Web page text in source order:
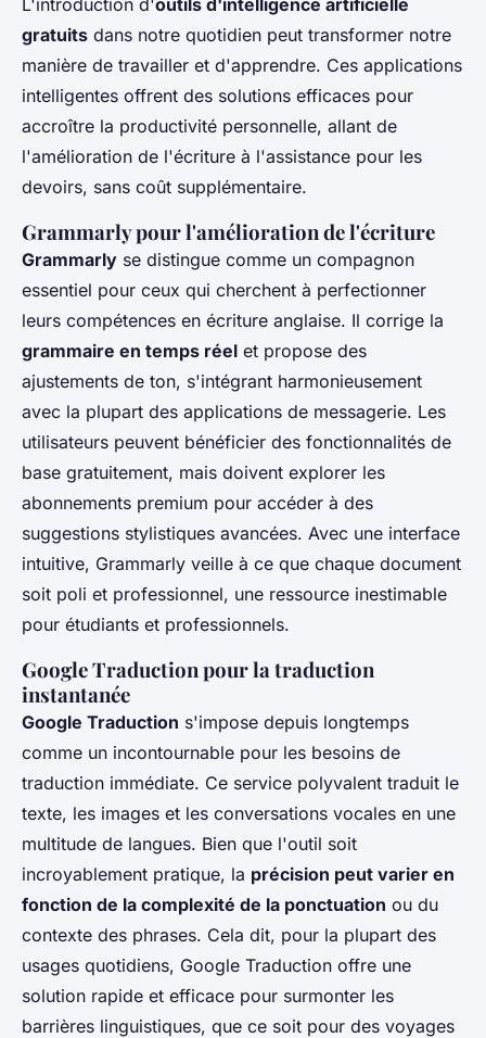
L'introduction d'outils d'intelligence artificielle
gratuits dans notre quotidien peut transformer notre
manière de travailler et d'apprendre. Ces applications
intelligentes offrent des solutions efficaces pour
accroître la productivité personnelle, allant de
l'amélioration de l'écriture à l'assistance pour les
devoirs, sans coût supplémentaire.
Grammarly pour l'amélioration de l'écriture
Grammarly se distingue comme un compagnon
essentiel pour ceux qui cherchent à perfectionner
leurs compétences en écriture anglaise. Il corrige la
grammaire en temps réel et propose des
ajustements de ton, s'intégrant harmonieusement
avec la plupart des applications de messagerie. Les
utilisateurs peuvent bénéficier des fonctionnalités de
base gratuitement, mais doivent explorer les
abonnements premium pour accéder à des
suggestions stylistiques avancées. Avec une interface
intuitive, Grammarly veille à ce que chaque document
soit poli et professionnel, une ressource inestimable
pour étudiants et professionnels.
Google Traduction pour la traduction
instantanée
Google Traduction s'impose depuis longtemps
comme un incontournable pour les besoins de
traduction immédiate. Ce service polyvalent traduit le
texte, les images et les conversations vocales en une
multitude de langues. Bien que l'outil soit
incroyablement pratique, la précision peut varier en
fonction de la complexité de la ponctuation ou du
contexte des phrases. Cela dit, pour la plupart des
usages quotidiens, Google Traduction offre une
solution rapide et efficace pour surmonter les
barrières linguistiques, que ce soit pour des voyages